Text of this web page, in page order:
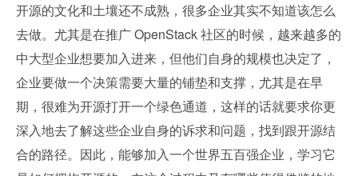
开源的文化和土壤还不成熟，很多企业其实不知道该怎么
去做。尤其是在推广 OpenStack 社区的时候，越来越多的
中大型企业想要加入进来，但他们自身的规模也决定了，
企业要做一个决策需要大量的铺垫和支撑，尤其是在早
期，很难为开源打开一个绿色通道，这样的话就要求你更
深入地去了解这些企业自身的诉求和问题，找到跟开源结
合的路径。因此，能够加入一个世界五百强企业，学习它